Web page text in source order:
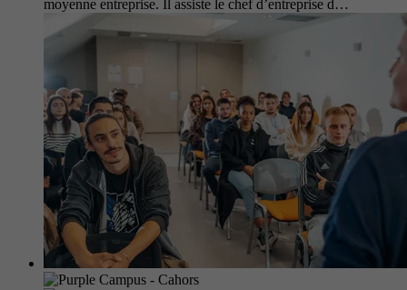
moyenne entreprise. Il assiste le chef d’entreprise d…